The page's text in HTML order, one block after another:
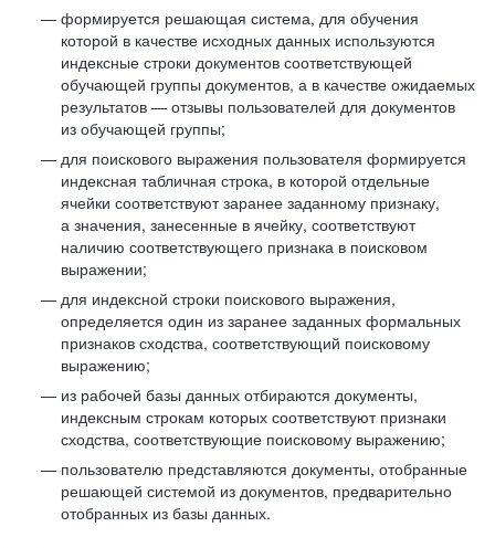
формируется решающая система, для обучения
которой в качестве исходных данных используются
индексные строки документов соответствующей
обучающей группы документов, а в качестве ожидаемых
результатов — отзывы пользователей для документов
из обучающей группы;
для поискового выражения пользователя формируется
индексная табличная строка, в которой отдельные
ячейки соответствуют заранее заданному признаку,
а значения, занесенные в ячейку, соответствуют
наличию соответствующего признака в поисковом
выражении;
для индексной строки поискового выражения,
определяется один из заранее заданных формальных
признаков сходства, соответствующий поисковому
выражению;
из рабочей базы данных отбираются документы,
индексным строкам которых соответствуют признаки
сходства, соответствующие поисковому выражению;
пользователю представляются документы, отобранные
решающей системой из документов, предварительно
отобранных из базы данных.